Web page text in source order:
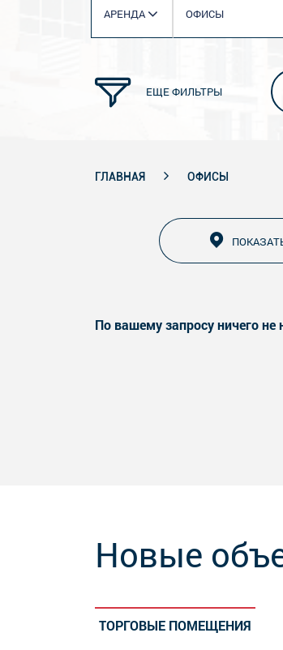
АРЕНДА ОФИСЫ
ЕЩЕ ФИЛЬТРЫ
ГЛАВНАЯ ОФИСЫ
По вашему запросу ничего не
Новые
ТОРГОВЫЕ ПОМЕЩЕНИЯ